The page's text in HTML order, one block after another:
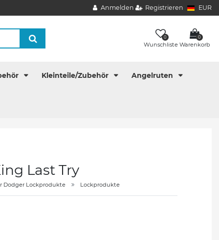
Anmelden Registrieren EUR
0
Wunschliste
0
Warenkorb
Kleinteile/Zubehör Angelruten
Last Try
Dodger Lockprodukte Lockprodukte